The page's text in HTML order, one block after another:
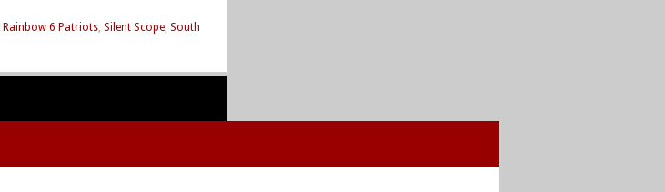
Rainbow 6 Patriots, Silent Scope, South